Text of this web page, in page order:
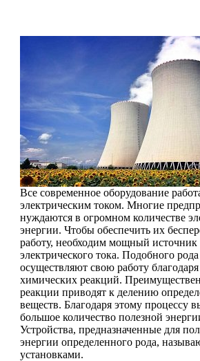
Все современное оборудование
электрическим током. Многие
нуждаются в огромном количестве
энергии. Чтобы обеспечить их
работу, необходим мощный источник
электрического тока. Подобного
осуществляют свою работу
химических реакций.
реакции приводят к делению
веществ. Благодаря этому процессу
большое количество полезной
Устройства, предназначенные для
энергии определенного рода,
установками.